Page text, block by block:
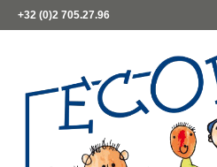
+32 (0)2 705.27.96